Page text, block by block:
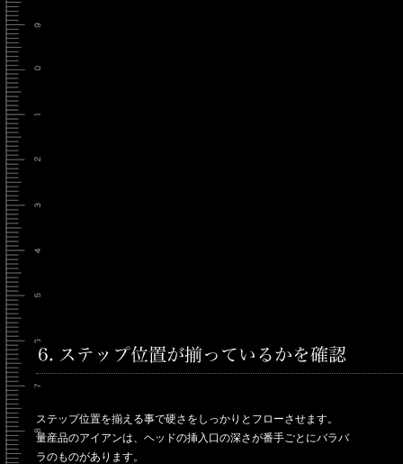
ステップ位置を揃える事で硬さをしっかりとフローさせます。
量産品のアイアンは、ヘッドの挿入口の深さが番手ごとにバラバ
ラのものがあります。